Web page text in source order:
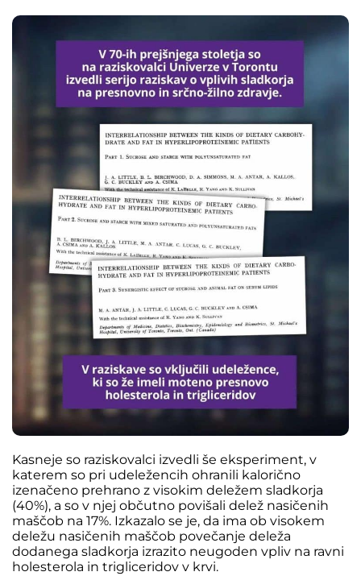
Kasneje so raziskovalci izvedli še eksperiment, v
katerem so pri udeležencih ohranili kalorično
izenačeno prehrano z visokim deležem sladkorja
(40%), a so v njej občutno povišali delež nasičenih
maščob na 17%. Izkazalo se je, da ima ob visokem
deležu nasičenih maščob povečanje deleža
dodanega sladkorja izrazito neugoden vpliv na ravni
holesterola in trigliceridov v krvi.